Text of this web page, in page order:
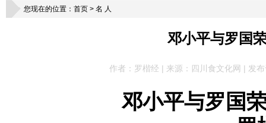
您现在的位置： 首页 > 名 人
邓小平与罗国
作者：罗楷经 | 来源：四川食文化网 | 发
邓小平与罗国